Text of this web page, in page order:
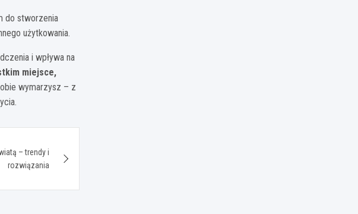
do stworzenia
użytkowania.
i wpływa na
miejsce,
wymarzysz – z
– trendy i
rozwiązania